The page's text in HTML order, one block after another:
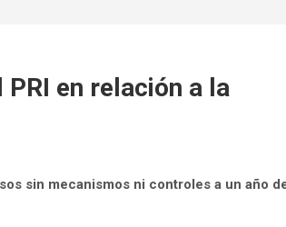
en relación a la
sin mecanismos ni controles a un año